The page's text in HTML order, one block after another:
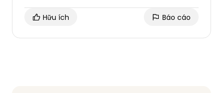
Hữu ích Báo cáo